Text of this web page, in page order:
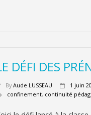
DÉFI DES
ByAude LUSSEAU 1 juin
confinement, continuité